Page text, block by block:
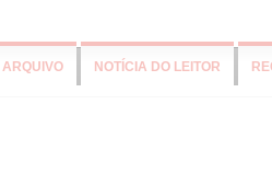
ARQUIVO NOTÍCIA DO LEITOR